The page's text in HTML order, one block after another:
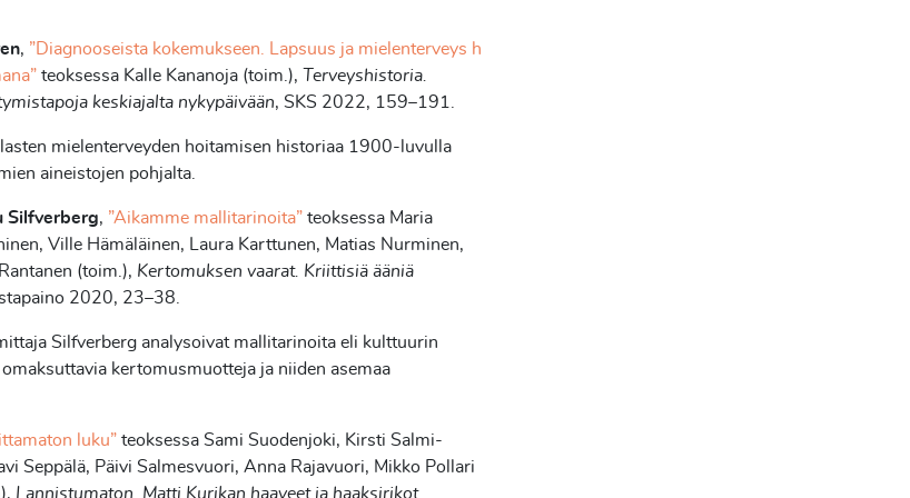
, ”Diagnooseista kokemukseen. Lapsuus ja mielenterveys h
teoksessa Kalle Kananoja (toim.), Terveyshistoria.
keskiajalta nykypäivään, SKS 2022, 159–191.
mielenterveyden hoitamisen historiaa 1900-luvulla
aineistojen pohjalta.
Silfverberg, ”Aikamme mallitarinoita” teoksessa Maria
Ville Hämäläinen, Laura Karttunen, Matias Nurminen,
(toim.), Kertomuksen vaarat. Kriittisiä ääniä
2020, 23–38.
Silfverberg analysoivat mallitarinoita eli kulttuurin
kertomusmuotteja ja niiden asemaa
luku” teoksessa Sami Suodenjoki, Kirsti Salmi-
Seppälä, Päivi Salmesvuori, Anna Rajavuori, Mikko Pollari
Lannistumaton. Matti Kurikan haaveet ja haaksirikot